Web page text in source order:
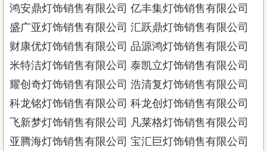
鸿安鼎灯饰销售有限公司 亿丰集灯饰销售有限公司
盛广亚灯饰销售有限公司 汇跃鼎灯饰销售有限公司
财康优灯饰销售有限公司 品源鸿灯饰销售有限公司
米特洁灯饰销售有限公司 泰凯立灯饰销售有限公司
耀创奇灯饰销售有限公司 浩清复灯饰销售有限公司
科龙铭灯饰销售有限公司 科龙创灯饰销售有限公司
飞新梦灯饰销售有限公司 凡莱格灯饰销售有限公司
亚腾海灯饰销售有限公司 宝汇巨灯饰销售有限公司